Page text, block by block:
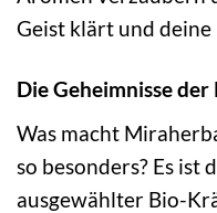
Geist klärt und
Die Geheimnisse
Was macht
so besonders? Es
ausgewählter Bio-